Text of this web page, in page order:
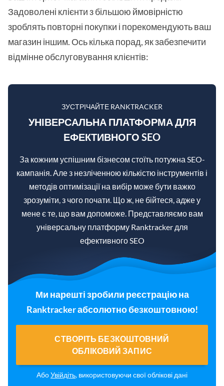
Задоволені клієнти з більшою ймовірністю
зроблять повторні покупки і порекомендують ваш
магазин іншим. Ось кілька порад, як забезпечити
відмінне обслуговування клієнтів:
ЗУСТРІЧАЙТЕ RANKTRACKER
УНІВЕРСАЛЬНА ПЛАТФОРМА ДЛЯ
ЕФЕКТИВНОГО SEO
За кожним успішним бізнесом стоїть потужна SEO-
кампанія. Але з незліченною кількістю інструментів і
методів оптимізації на вибір може бути важко
зрозуміти, з чого почати. Що ж, не бійтеся, адже у
мене є те, що вам допоможе. Представляємо вам
універсальну платформу Ranktracker для
ефективного SEO
Ми нарешті зробили реєстрацію на
Ranktracker абсолютно безкоштовною!
СТВОРІТЬ БЕЗКОШТОВНИЙ
ОБЛІКОВИЙ ЗАПИС
АбоУвійдіть, використовуючи свої облікові дані